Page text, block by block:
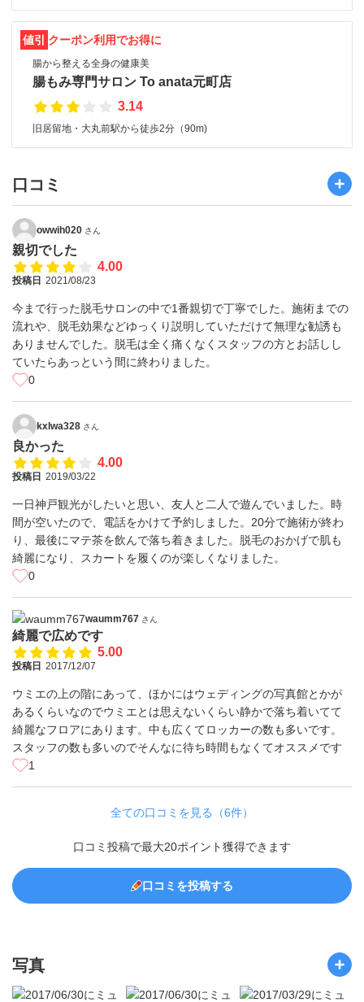
値引 クーポン利用でお得に
腸から整える全身の健康美
腸もみ専門サロン To anata元町店
3.14
旧居留地・大丸前駅から徒歩2分（90m)
口コミ
owwih020 さん
親切でした
4.00
投稿日 2021/08/23
今まで行った脱毛サロンの中で1番親切で丁寧でした。施術までの
流れや、脱毛効果などゆっくり説明していただけて無理な勧誘も
ありませんでした。脱毛は全く痛くなくスタッフの方とお話しし
ていたらあっという間に終わりました。
0
kxlwa328 さん
良かった
4.00
投稿日 2019/03/22
一日神戸観光がしたいと思い、友人と二人で遊んでいました。時
間が空いたので、電話をかけて予約しました。20分で施術が終わ
り、最後にマテ茶を飲んで落ち着きました。脱毛のおかげで肌も
綺麗になり、スカートを履くのが楽しくなりました。
0
waumm767 さん
綺麗で広めです
5.00
投稿日 2017/12/07
ウミエの上の階にあって、ほかにはウェディングの写真館とかが
あるくらいなのでウミエとは思えないくらい静かで落ち着いてて
綺麗なフロアにあります。中も広くてロッカーの数も多いです。
スタッフの数も多いのでそんなに待ち時間もなくてオススメです
1
全ての口コミを見る（6件）
口コミ投稿で最大20ポイント獲得できます
口コミを投稿する
写真